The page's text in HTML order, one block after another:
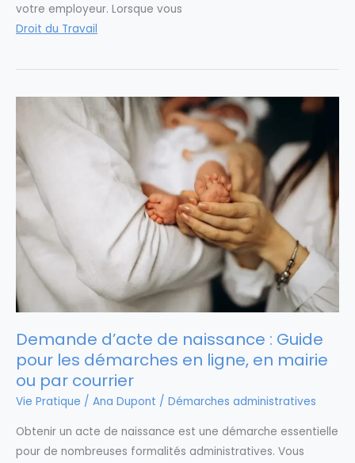
votre employeur. Lorsque vous
Droit du Travail
Demande d’acte de naissance : Guide
pour les démarches en ligne, en mairie
ou par courrier
Vie Pratique / Ana Dupont / Démarches administratives
Obtenir un acte de naissance est une démarche essentielle
pour de nombreuses formalités administratives. Vous